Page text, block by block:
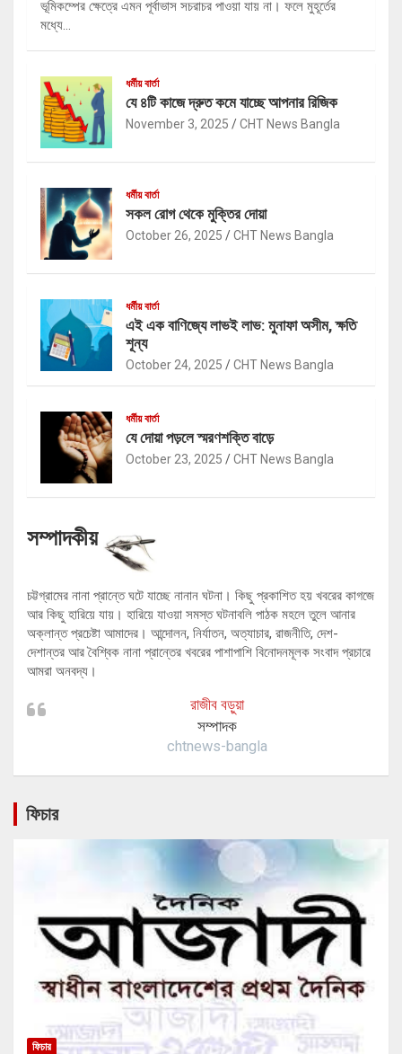
ভূমিকম্পের ক্ষেত্রে এমন পূর্বাভাস সচরাচর পাওয়া যায় না। ফলে মুহূর্তের
মধ্যে…
ধর্মীয় বার্তা
যে ৪টি কাজে দ্রুত কমে যাচ্ছে আপনার রিজিক
November 3, 2025 CHT News Bangla
ধর্মীয় বার্তা
সকল রোগ থেকে মুক্তির দোয়া
October 26, 2025 CHT News Bangla
ধর্মীয় বার্তা
এই এক বাণিজ্যে লাভই লাভ: মুনাফা অসীম, ক্ষতি
শূন্য
October 24, 2025 CHT News Bangla
ধর্মীয় বার্তা
যে দোয়া পড়লে স্মরণশক্তি বাড়ে
October 23, 2025 CHT News Bangla
সম্পাদকীয়
চট্টগ্রামের নানা প্রান্তে ঘটে যাচ্ছে নানান ঘটনা। কিছু প্রকাশিত হয় খবরের কাগজে
আর কিছু হারিয়ে যায়। হারিয়ে যাওয়া সমস্ত ঘটনাবলি পাঠক মহলে তুলে আনার
অক্লান্ত প্রচেষ্টা আমাদের। আন্দোলন, নির্যাতন, অত্যাচার, রাজনীতি, দেশ-
দেশান্তর আর বৈশ্বিক নানা প্রান্তের খবরের পাশাপাশি বিনোদনমূলক সংবাদ প্রচারে
আমরা অনবদ্য।
রাজীব বড়ুয়া
সম্পাদক
chtnews-bangla
ফিচার
ফিচার